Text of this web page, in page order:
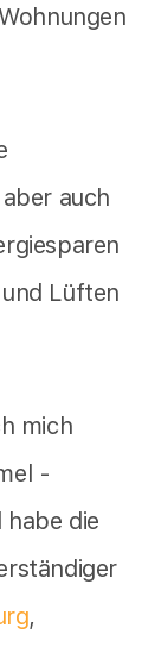
auch
Lüften
mich
-
die
,